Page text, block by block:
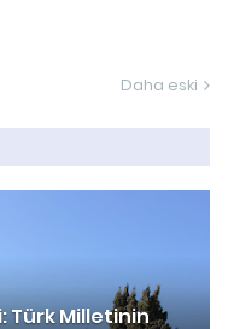
Daha eski
Türk Milletinin